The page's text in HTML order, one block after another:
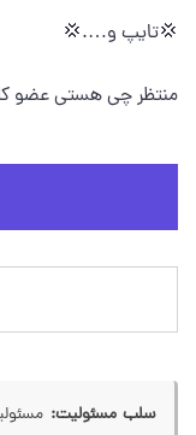
💢تایپ و….💢
منتظر چی هستی عضو
سلب مسئولیت: